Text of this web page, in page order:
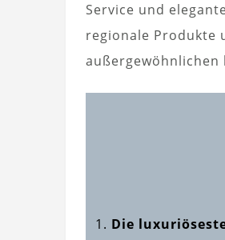
Service und
regionale Produkte
außergewöhnlichen
Die